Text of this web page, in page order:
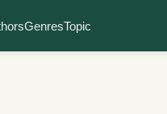
GenresTopic